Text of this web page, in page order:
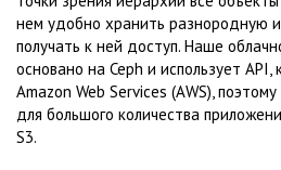
нем удобно хранить разнородную
получать к ней доступ. Наше
основано на Ceph и использует
Amazon Web Services (AWS),
для большого количества
S3.